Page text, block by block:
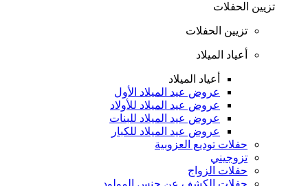
تزيين الحفلات
تزيين الحفلات
أعياد الميلاد
أعياد الميلاد
عروض عيد الميلاد الأول
عروض عيد الميلاد للأولاد
عروض عيد الميلاد للبنات
عروض عيد الميلاد للكبار
حفلات توديع العزوبية
تزوجيني
حفلات الزواج